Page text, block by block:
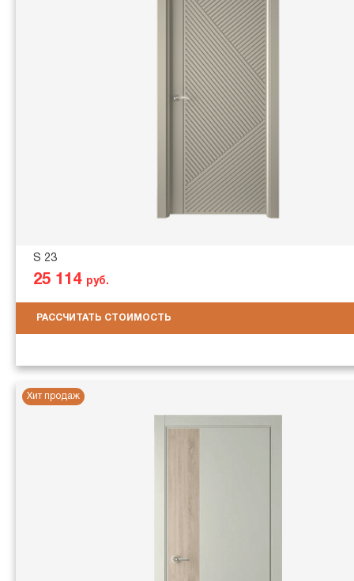
S 23
25 114 руб.
РАССЧИТАТЬ СТОИМОСТЬ
Хит продаж